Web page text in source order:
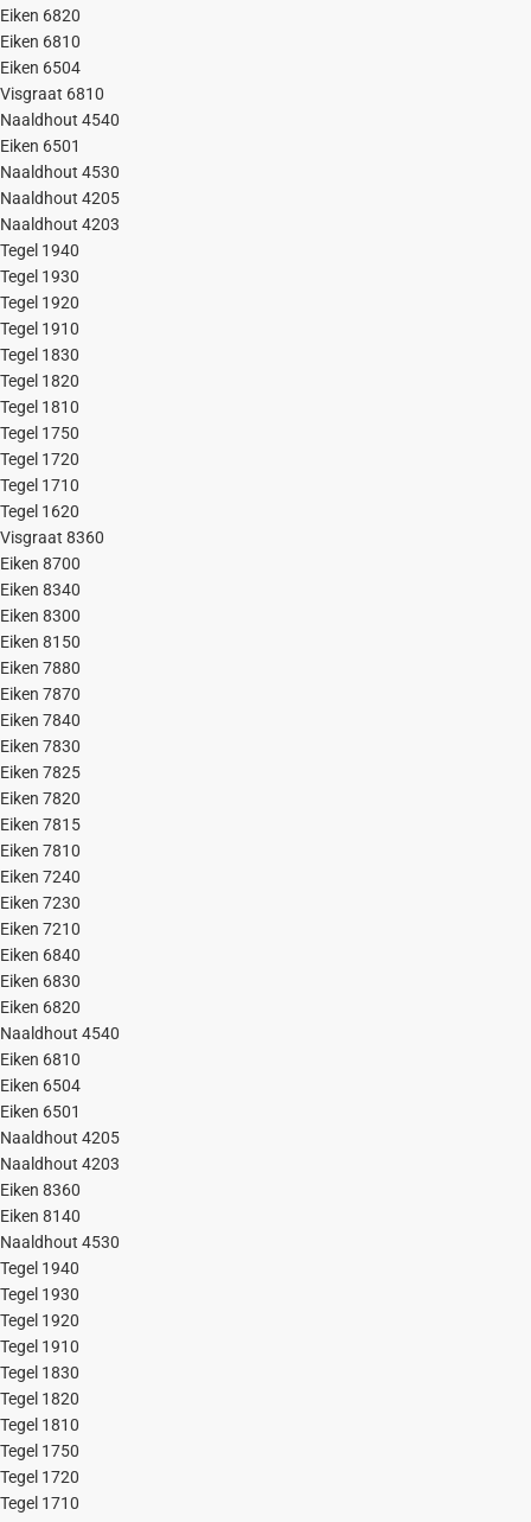
Eiken 6820
Eiken 6810
Eiken 6504
Visgraat 6810
Naaldhout 4540
Eiken 6501
Naaldhout 4530
Naaldhout 4205
Naaldhout 4203
Tegel 1940
Tegel 1930
Tegel 1920
Tegel 1910
Tegel 1830
Tegel 1820
Tegel 1810
Tegel 1750
Tegel 1720
Tegel 1710
Tegel 1620
Visgraat 8360
Eiken 8700
Eiken 8340
Eiken 8300
Eiken 8150
Eiken 7880
Eiken 7870
Eiken 7840
Eiken 7830
Eiken 7825
Eiken 7820
Eiken 7815
Eiken 7810
Eiken 7240
Eiken 7230
Eiken 7210
Eiken 6840
Eiken 6830
Eiken 6820
Naaldhout 4540
Eiken 6810
Eiken 6504
Eiken 6501
Naaldhout 4205
Naaldhout 4203
Eiken 8360
Eiken 8140
Naaldhout 4530
Tegel 1940
Tegel 1930
Tegel 1920
Tegel 1910
Tegel 1830
Tegel 1820
Tegel 1810
Tegel 1750
Tegel 1720
Tegel 1710